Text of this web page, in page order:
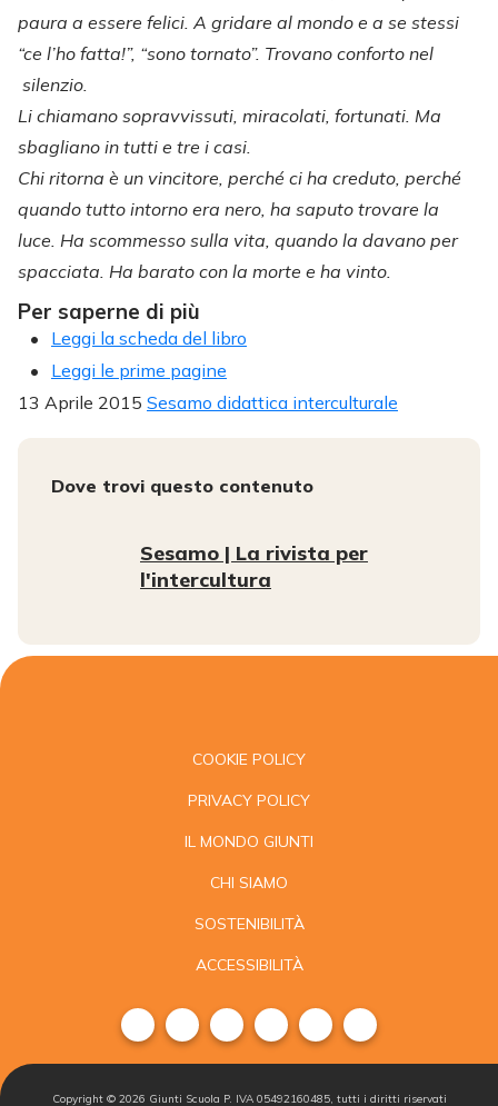
paura a essere felici. A gridare al mondo e a se stessi
“ce l’ho fatta!”, “sono tornato”. Trovano conforto nel
silenzio.
Li chiamano sopravvissuti, miracolati, fortunati. Ma
sbagliano in tutti e tre i casi.
Chi ritorna è un vincitore, perché ci ha creduto, perché
quando tutto intorno era nero, ha saputo trovare la
luce. Ha scommesso sulla vita, quando la davano per
spacciata. Ha barato con la morte e ha vinto.
Per saperne di più
Leggi la scheda del libro
Leggi le prime pagine
13 Aprile 2015 Sesamo didattica interculturale
Dove trovi questo contenuto
Sesamo | La rivista per
l'intercultura
COOKIE POLICY
PRIVACY POLICY
IL MONDO GIUNTI
CHI SIAMO
SOSTENIBILITÀ
ACCESSIBILITÀ
Copyright © 2026 Giunti Scuola P. IVA 05492160485, tutti i diritti riservati